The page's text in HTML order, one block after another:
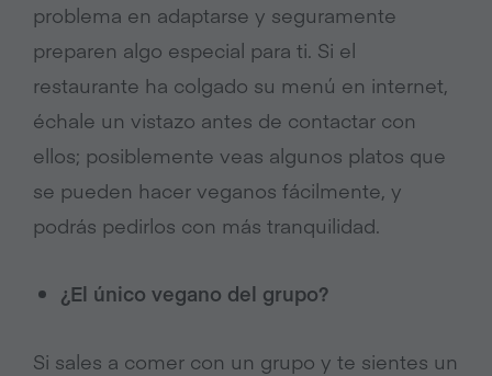
problema en adaptarse y seguramente
preparen algo especial para ti. Si el
restaurante ha colgado su menú en internet,
échale un vistazo antes de contactar con
ellos; posiblemente veas algunos platos que
se pueden hacer veganos fácilmente, y
podrás pedirlos con más tranquilidad.
¿El único vegano del grupo?
Si sales a comer con un grupo y te sientes un